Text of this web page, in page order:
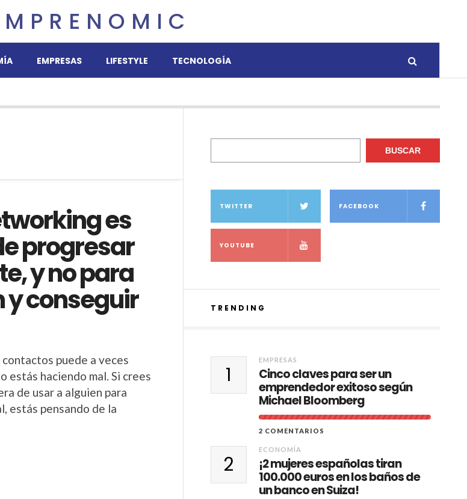
EMPRESAS LIFESTYLE TECNOLOGÍA
es
progresar
y no para
y conseguir
puede a veces
estás haciendo mal. Si crees
de usar a alguien para
estás pensando de la
BUSCAR
TWITTER FACEBOOK
YOUTUBE
TRENDING
1
EMPRESAS
Cinco claves para ser un
emprendedor exitoso según
Michael Bloomberg
2 COMENTARIOS
2
ECONOMÍA
¡2 mujeres españolas tiran
100.000 euros en los baños de
un banco en Suiza!